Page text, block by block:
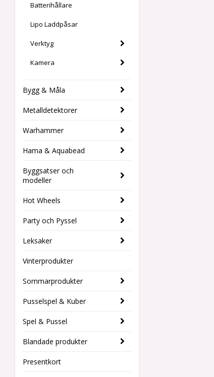
Batterihållare
Lipo Laddpåsar
Verktyg
Kamera
Bygg & Måla
Metalldetektorer
Warhammer
Hama & Aquabead
Byggsatser och
modeller
Hot Wheels
Party och Pyssel
Leksaker
Vinterprodukter
Sommarprodukter
Pusselspel & Kuber
Spel & Pussel
Blandade produkter
Presentkort